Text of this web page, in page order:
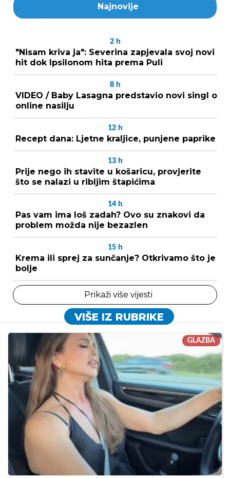
Najnovije
2 h
"Nisam kriva ja": Severina zapjevala svoj novi
hit dok Ipsilonom hita prema Puli
8 h
VIDEO / Baby Lasagna predstavio novi singl o
online nasilju
12 h
Recept dana: Ljetne kraljice, punjene paprike
13 h
Prije nego ih stavite u košaricu, provjerite
što se nalazi u ribljim štapićima
14 h
Pas vam ima loš zadah? Ovo su znakovi da
problem možda nije bezazlen
15 h
Krema ili sprej za sunčanje? Otkrivamo što je
bolje
Prikaži više vijesti
VIŠE IZ RUBRIKE
GLAZBA